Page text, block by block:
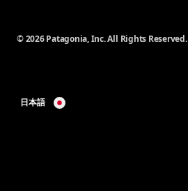
© 2026 Patagonia, Inc. All Rights Reserved.
日本語